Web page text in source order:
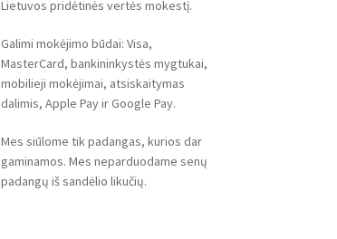
Lietuvos pridėtinės vertės mokestį.
Galimi mokėjimo būdai: Visa,
MasterCard, bankininkystės mygtukai,
mobilieji mokėjimai, atsiskaitymas
dalimis, Apple Pay ir Google Pay.
Mes siūlome tik padangas, kurios dar
gaminamos. Mes neparduodame senų
padangų iš sandėlio likučių.